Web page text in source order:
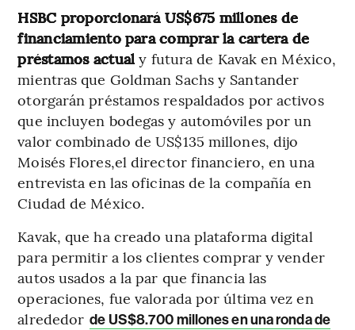
HSBC proporcionará US$675 millones de
financiamiento para comprar la cartera de
préstamos actualy futura de Kavak en México,
mientras que Goldman Sachs y Santander
otorgarán préstamos respaldados por activos
que incluyen bodegas y automóviles por un
valor combinado de US$135 millones, dijo
Moisés Flores,el director financiero, en una
entrevista en las oficinas de la compañía en
Ciudad de México.
Kavak, que ha creado una plataforma digital
para permitir a los clientes comprar y vender
autos usados ​​a la par que financia las
operaciones, fue valorada por última vez en
alrededor de US$8.700 millones en una ronda de